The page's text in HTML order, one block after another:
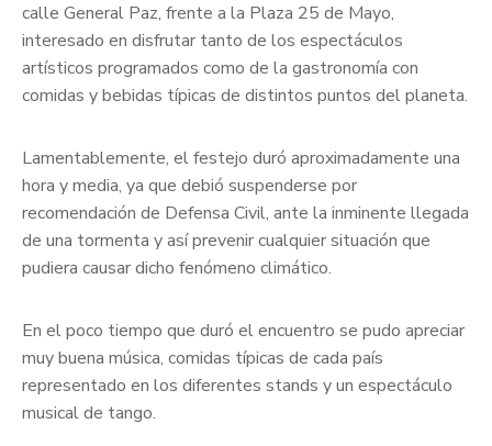
calle General Paz, frente a la Plaza 25 de Mayo,
interesado en disfrutar tanto de los espectáculos
artísticos programados como de la gastronomía con
comidas y bebidas típicas de distintos puntos del planeta.
Lamentablemente, el festejo duró aproximadamente una
hora y media, ya que debió suspenderse por
recomendación de Defensa Civil, ante la inminente llegada
de una tormenta y así prevenir cualquier situación que
pudiera causar dicho fenómeno climático.
En el poco tiempo que duró el encuentro se pudo apreciar
muy buena música, comidas típicas de cada país
representado en los diferentes stands y un espectáculo
musical de tango.